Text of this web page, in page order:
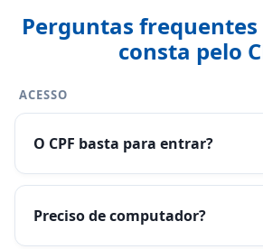
Perguntas frequentes
consta pelo
ACESSO
O CPF basta para entrar?
Preciso de computador?